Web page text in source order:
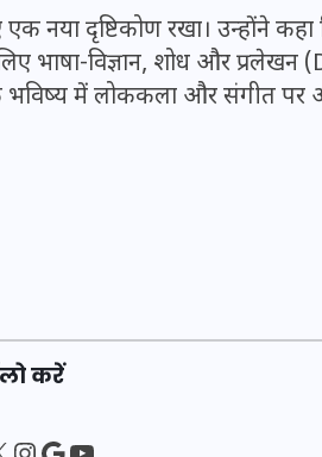
एक नया दृष्टिकोण रखा। उन्होंने
भाषा-विज्ञान, शोध और
भविष्य में लोककला और संगीत पर
करें
20 जनवरी